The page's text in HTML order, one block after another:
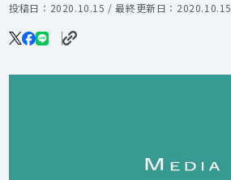
投稿日：2020.10.15 / 最終更新日：2020.10.15